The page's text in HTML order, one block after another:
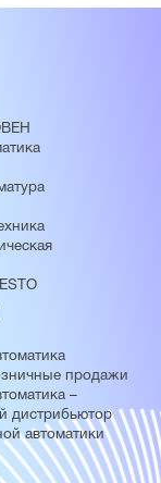
продажи
–
дистрибьютор
автоматики